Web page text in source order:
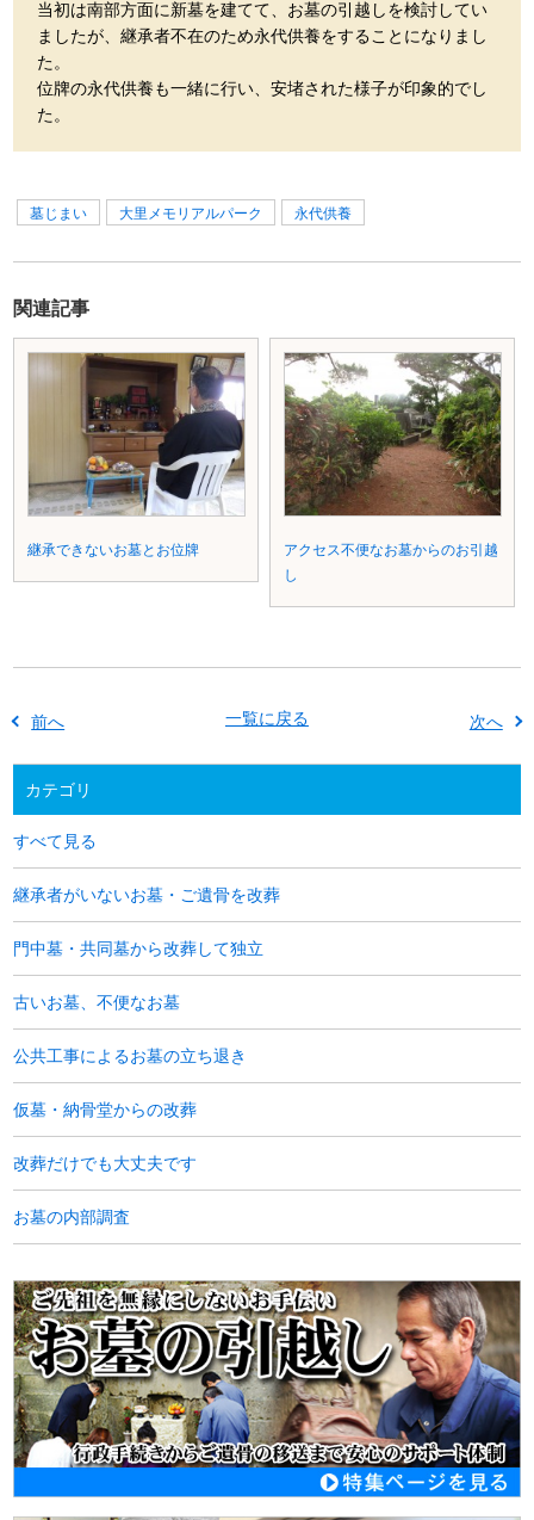
当初は南部方面に新墓を建てて、お墓の引越しを検討してい
ましたが、継承者不在のため永代供養をすることになりまし
た。
位牌の永代供養も一緒に行い、安堵された様子が印象的でし
た。
墓じまい 大里メモリアルパーク 永代供養
関連記事
継承できないお墓とお位牌
アクセス不便なお墓からのお引越
し
前へ 一覧に戻る 次へ
カテゴリ
すべて見る
継承者がいないお墓・ご遺骨を改葬
門中墓・共同墓から改葬して独立
古いお墓、不便なお墓
公共工事によるお墓の立ち退き
仮墓・納骨堂からの改葬
改葬だけでも大丈夫です
お墓の内部調査